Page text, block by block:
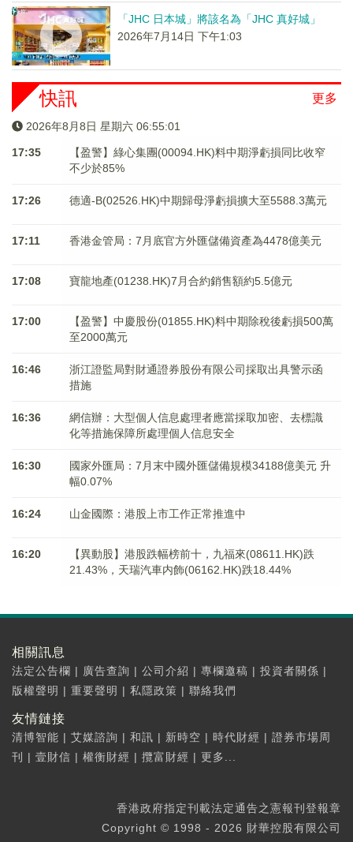
「JHC 日本城」將該名為「JHC 真好城」
2026年7月14日 下午1:03
更多
快訊
2026年8月8日 星期六 06:55:02
17:35
【盈警】綠心集團(00094.HK)料中期淨虧損同比收窄
不少於85%
17:26 德適-B(02526.HK)中期歸母淨虧損擴大至5588.3萬元
17:11 香港金管局：7月底官方外匯儲備資產為4478億美元
17:08 寶龍地產(01238.HK)7月合約銷售額約5.5億元
17:00
【盈警】中慶股份(01855.HK)料中期除稅後虧損500萬
至2000萬元
16:46
浙江證監局對財通證券股份有限公司採取出具警示函
措施
16:36
網信辦：大型個人信息處理者應當採取加密、去標識
化等措施保障所處理個人信息安全
16:30
國家外匯局：7月末中國外匯儲備規模34188億美元 升
幅0.07%
16:24 山金國際：港股上市工作正常推進中
16:20
【異動股】港股跌幅榜前十，九福來(08611.HK)跌
21.43%，天瑞汽車内飾(06162.HK)跌18.44%
相關訊息
法定公告欄 | 廣告查詢 | 公司介紹 | 專欄邀稿 | 投資者關係 |
版權聲明 | 重要聲明 | 私隱政策 | 聯絡我們
友情鏈接
清博智能 | 艾媒諮詢 | 和訊 | 新時空 | 時代財經 | 證券市場周
刊
| 壹財信 | 權衡財經 | 攬富財經 | 更多...
香港政府指定刊載法定通告之憲報刊登報章
Copyright © 1998 - 2026 財華控股有限公司